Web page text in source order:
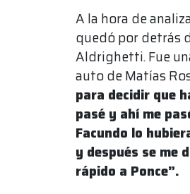
A la hora de
quedó por detrás
Aldrighetti. Fue
auto de Matías
para decidir que
pasé y ahí me
Facundo lo
y después se me
rápido a Ponce”.